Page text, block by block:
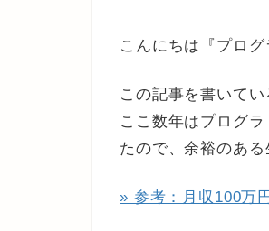
こんにちは『プロ
この記事を書いてい
ここ数年はプログ
たので、余裕のある
» 参考：月収100万